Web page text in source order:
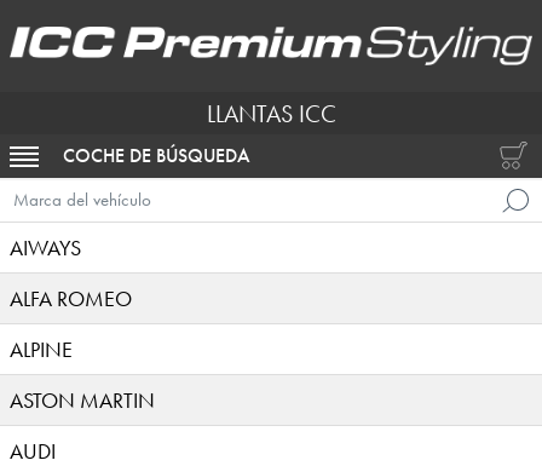
LLANTAS ICC
ACTIVAR NAVEGACIÓN
COCHE DE BÚSQUEDA
Marca del vehículo
AIWAYS
ALFA ROMEO
ALPINE
ASTON MARTIN
AUDI